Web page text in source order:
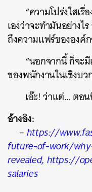
“ความโปร่งใสเ
เองว่าจะทำมันอย่าง
ถึงความแฟร์ขององค์
“นอกจากนี้ ก็จะ
ของพนักงานในเชิงบ
เอ๊ะ! ว่าแต่… ตอ
อ้างอิง:
–https://
future-of-work/
revealed, https://
salaries